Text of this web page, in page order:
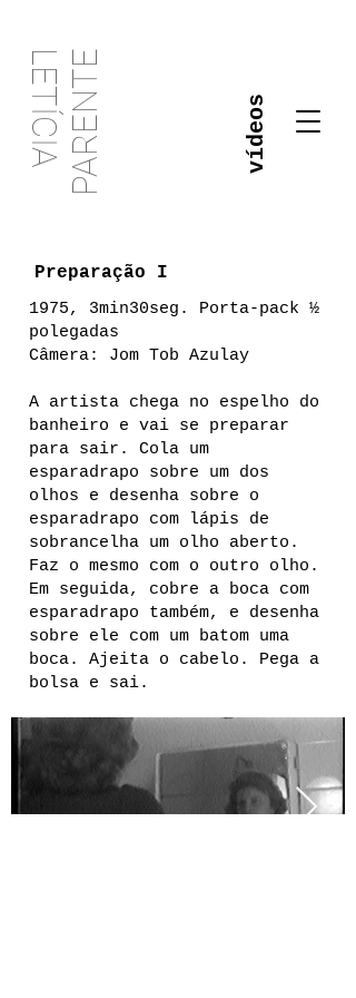
LETÍCIAPARENTE
Preparação I
vídeos
1975, 3min30seg. Porta-pack ½
polegadas
Câmera: Jom Tob Azulay
A artista chega no espelho do
banheiro e vai se preparar
para sair. Cola um
esparadrapo sobre um dos
olhos e desenha sobre o
esparadrapo com lápis de
sobrancelha um olho aberto.
Faz o mesmo com o outro olho.
Em seguida, cobre a boca com
esparadrapo também, e desenha
sobre ele com um batom uma
boca. Ajeita o cabelo. Pega a
bolsa e sai.